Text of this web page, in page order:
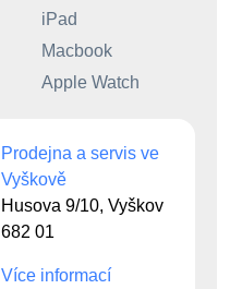
iPad
Macbook
Apple Watch
Prodejna a servis ve
Vyškově
Husova 9/10, Vyškov
682 01
Více informací